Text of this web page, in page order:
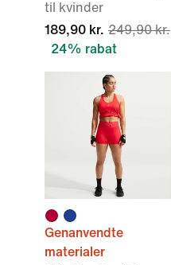
til kvinder
189,90 kr. 249,90 kr.
24% rabat
Genanvendte
materialer